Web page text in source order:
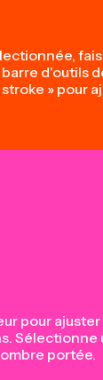
barre d'outils
» pour
pour
Sélectionne
portée.